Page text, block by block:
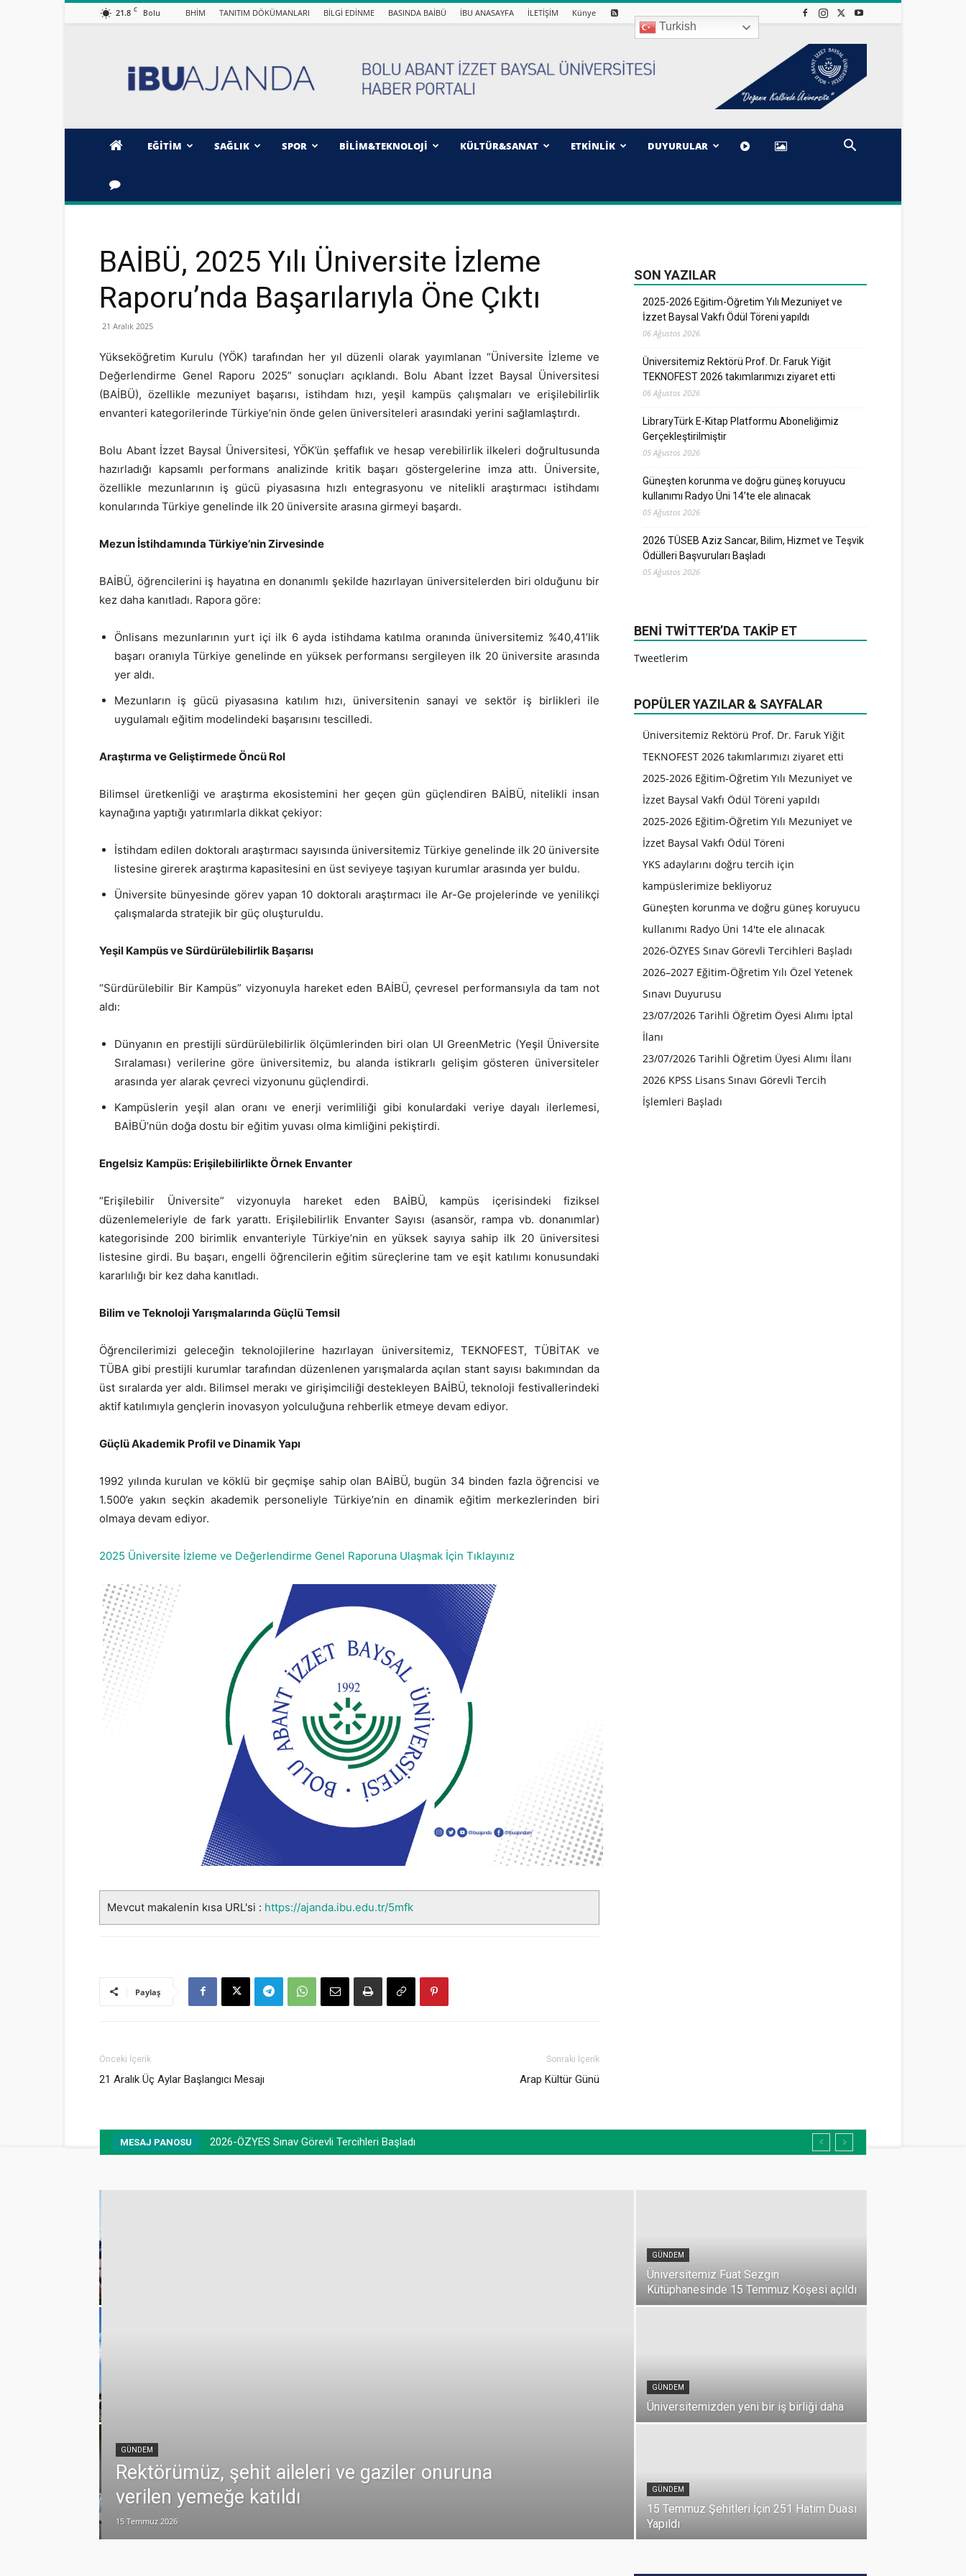
21.8 C Bolu BHİM TANITIM DÖKÜMANLARI BİLGİ EDİNME BASINDA BAİBÜ İBU ANASAYFA İLETİŞİM Künye
Turkish
EĞİTİM SAĞLIK SPOR BİLİM&TEKNOLOJİ KÜLTÜR&SANAT ETKİNLİK DUYURULAR
BAİBÜ, 2025 Yılı Üniversite İzleme
Raporu’nda Başarılarıyla Öne Çıktı
21 Aralık 2025
Yükseköğretim Kurulu (YÖK) tarafından her yıl düzenli olarak yayımlanan “Üniversite İzleme ve
Değerlendirme Genel Raporu 2025” sonuçları açıklandı. Bolu Abant İzzet Baysal Üniversitesi
(BAİBÜ), özellikle mezuniyet başarısı, istihdam hızı, yeşil kampüs çalışmaları ve erişilebilirlik
envanteri kategorilerinde Türkiye’nin önde gelen üniversiteleri arasındaki yerini sağlamlaştırdı.
Bolu Abant İzzet Baysal Üniversitesi, YÖK’ün şeffaflık ve hesap verebilirlik ilkeleri doğrultusunda
hazırladığı kapsamlı performans analizinde kritik başarı göstergelerine imza attı. Üniversite,
özellikle mezunlarının iş gücü piyasasına hızlı entegrasyonu ve nitelikli araştırmacı istihdamı
konularında Türkiye genelinde ilk 20 üniversite arasına girmeyi başardı.
Mezun İstihdamında Türkiye’nin Zirvesinde
BAİBÜ, öğrencilerini iş hayatına en donanımlı şekilde hazırlayan üniversitelerden biri olduğunu bir
kez daha kanıtladı. Rapora göre:
Önlisans mezunlarının yurt içi ilk 6 ayda istihdama katılma oranında üniversitemiz %40,41’lik
başarı oranıyla Türkiye genelinde en yüksek performansı sergileyen ilk 20 üniversite arasında
yer aldı.
Mezunların iş gücü piyasasına katılım hızı, üniversitenin sanayi ve sektör iş birlikleri ile
uygulamalı eğitim modelindeki başarısını tescilledi.
Araştırma ve Geliştirmede Öncü Rol
Bilimsel üretkenliği ve araştırma ekosistemini her geçen gün güçlendiren BAİBÜ, nitelikli insan
kaynağına yaptığı yatırımlarla dikkat çekiyor:
İstihdam edilen doktoralı araştırmacı sayısında üniversitemiz Türkiye genelinde ilk 20 üniversite
listesine girerek araştırma kapasitesini en üst seviyeye taşıyan kurumlar arasında yer buldu.
Üniversite bünyesinde görev yapan 10 doktoralı araştırmacı ile Ar-Ge projelerinde ve yenilikçi
çalışmalarda stratejik bir güç oluşturuldu.
Yeşil Kampüs ve Sürdürülebilirlik Başarısı
“Sürdürülebilir Bir Kampüs” vizyonuyla hareket eden BAİBÜ, çevresel performansıyla da tam not
aldı:
Dünyanın en prestijli sürdürülebilirlik ölçümlerinden biri olan UI GreenMetric (Yeşil Üniversite
Sıralaması) verilerine göre üniversitemiz, bu alanda istikrarlı gelişim gösteren üniversiteler
arasında yer alarak çevreci vizyonunu güçlendirdi.
Kampüslerin yeşil alan oranı ve enerji verimliliği gibi konulardaki veriye dayalı ilerlemesi,
BAİBÜ’nün doğa dostu bir eğitim yuvası olma kimliğini pekiştirdi.
Engelsiz Kampüs: Erişilebilirlikte Örnek Envanter
“Erişilebilir Üniversite” vizyonuyla hareket eden BAİBÜ, kampüs içerisindeki fiziksel
düzenlemeleriyle de fark yarattı. Erişilebilirlik Envanter Sayısı (asansör, rampa vb. donanımlar)
kategorisinde 200 birimlik envanteriyle Türkiye’nin en yüksek sayıya sahip ilk 20 üniversitesi
listesine girdi. Bu başarı, engelli öğrencilerin eğitim süreçlerine tam ve eşit katılımı konusundaki
kararlılığı bir kez daha kanıtladı.
Bilim ve Teknoloji Yarışmalarında Güçlü Temsil
Öğrencilerimizi geleceğin teknolojilerine hazırlayan üniversitemiz, TEKNOFEST, TÜBİTAK ve
TÜBA gibi prestijli kurumlar tarafından düzenlenen yarışmalarda açılan stant sayısı bakımından da
üst sıralarda yer aldı. Bilimsel merakı ve girişimciliği destekleyen BAİBÜ, teknoloji festivallerindeki
aktif katılımıyla gençlerin inovasyon yolculuğuna rehberlik etmeye devam ediyor.
Güçlü Akademik Profil ve Dinamik Yapı
1992 yılında kurulan ve köklü bir geçmişe sahip olan BAİBÜ, bugün 34 binden fazla öğrencisi ve
1.500’e yakın seçkin akademik personeliyle Türkiye’nin en dinamik eğitim merkezlerinden biri
olmaya devam ediyor.
2025 Üniversite İzleme ve Değerlendirme Genel Raporuna Ulaşmak İçin Tıklayınız
Mevcut makalenin kısa URL'si : https://ajanda.ibu.edu.tr/5mfk
Paylaş
Önceki İçerik
21 Aralık Üç Aylar Başlangıcı Mesajı
Sonraki İçerik
Arap Kültür Günü
SON YAZILAR
2025-2026 Eğitim-Öğretim Yılı Mezuniyet ve
İzzet Baysal Vakfı Ödül Töreni yapıldı
06 Ağustos 2026
Üniversitemiz Rektörü Prof. Dr. Faruk Yiğit
TEKNOFEST 2026 takımlarımızı ziyaret etti
06 Ağustos 2026
LibraryTürk E-Kitap Platformu Aboneliğimiz
Gerçekleştirilmiştir
05 Ağustos 2026
Güneşten korunma ve doğru güneş koruyucu
kullanımı Radyo Üni 14’te ele alınacak
05 Ağustos 2026
2026 TÜSEB Aziz Sancar, Bilim, Hizmet ve Teşvik
Ödülleri Başvuruları Başladı
05 Ağustos 2026
BENI TWITTER’DA TAKIP ET
Tweetlerim
POPÜLER YAZILAR & SAYFALAR
Üniversitemiz Rektörü Prof. Dr. Faruk Yiğit
TEKNOFEST 2026 takımlarımızı ziyaret etti
2025-2026 Eğitim-Öğretim Yılı Mezuniyet ve
İzzet Baysal Vakfı Ödül Töreni yapıldı
2025-2026 Eğitim-Öğretim Yılı Mezuniyet ve
İzzet Baysal Vakfı Ödül Töreni
YKS adaylarını doğru tercih için
kampüslerimize bekliyoruz
Güneşten korunma ve doğru güneş koruyucu
kullanımı Radyo Üni 14'te ele alınacak
2026-ÖZYES Sınav Görevli Tercihleri Başladı
2026–2027 Eğitim-Öğretim Yılı Özel Yetenek
Sınavı Duyurusu
23/07/2026 Tarihli Öğretim Öyesi Alımı İptal
İlanı
23/07/2026 Tarihli Öğretim Üyesi Alımı İlanı
2026 KPSS Lisans Sınavı Görevli Tercih
İşlemleri Başladı
MESAJ PANOSU 2026-ÖZYES Sınav Görevli Tercihleri Başladı
GÜNDEM
Rektörümüz, şehit aileleri ve gaziler onuruna
verilen yemeğe katıldı
15 Temmuz 2026
GÜNDEM
Üniversitemiz Fuat Sezgin
Kütüphanesinde 15 Temmuz Köşesi açıldı
GÜNDEM
Üniversitemizden yeni bir iş birliği daha
GÜNDEM
15 Temmuz Şehitleri İçin 251 Hatim Duası
Yapıldı